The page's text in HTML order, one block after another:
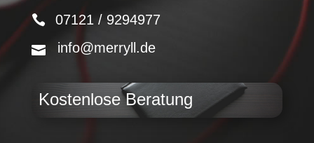
07121 / 9294977
info@merryll.de
Kostenlose Beratung